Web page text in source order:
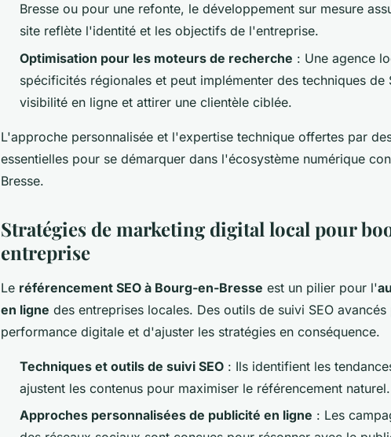
Bresse ou pour une refonte, le développement sur mesure
site reflète l'identité et les objectifs de l'entreprise.
Optimisation pour les moteurs de recherche : Une agence
spécificités régionales et peut implémenter des techniques de
visibilité en ligne et attirer une clientèle ciblée.
L'approche personnalisée et l'expertise technique offertes par
essentielles pour se démarquer dans l'écosystème numérique
Bresse.
Stratégies de marketing digital local pour
entreprise
Le référencement SEO à Bourg-en-Bresse est un pilier pour l'
en ligne des entreprises locales. Des outils de suivi SEO
performance digitale et d'ajuster les stratégies en conséquence.
Techniques et outils de suivi SEO : Ils identifient les
ajustent les contenus pour maximiser le référencement naturel.
Approches personnalisées de publicité en ligne : Les